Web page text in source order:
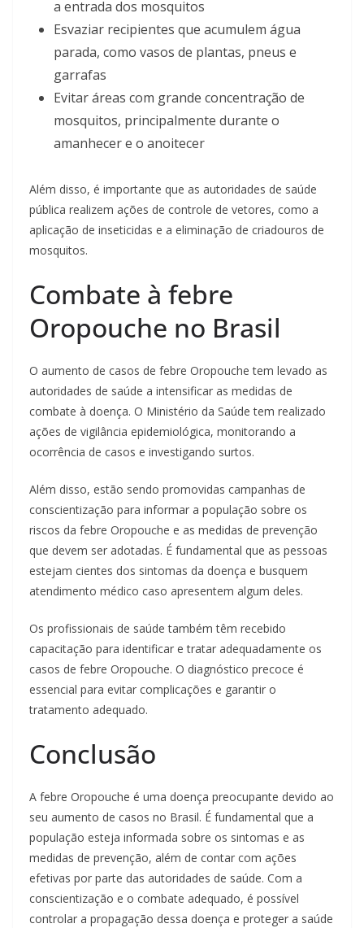
a entrada dos mosquitos
Esvaziar recipientes que acumulem água
parada, como vasos de plantas, pneus e
garrafas
Evitar áreas com grande concentração de
mosquitos, principalmente durante o
amanhecer e o anoitecer
Além disso, é importante que as autoridades de saúde
pública realizem ações de controle de vetores, como a
aplicação de inseticidas e a eliminação de criadouros de
mosquitos.
Combate à febre
Oropouche no Brasil
O aumento de casos de febre Oropouche tem levado as
autoridades de saúde a intensificar as medidas de
combate à doença. O Ministério da Saúde tem realizado
ações de vigilância epidemiológica, monitorando a
ocorrência de casos e investigando surtos.
Além disso, estão sendo promovidas campanhas de
conscientização para informar a população sobre os
riscos da febre Oropouche e as medidas de prevenção
que devem ser adotadas. É fundamental que as pessoas
estejam cientes dos sintomas da doença e busquem
atendimento médico caso apresentem algum deles.
Os profissionais de saúde também têm recebido
capacitação para identificar e tratar adequadamente os
casos de febre Oropouche. O diagnóstico precoce é
essencial para evitar complicações e garantir o
tratamento adequado.
Conclusão
A febre Oropouche é uma doença preocupante devido ao
seu aumento de casos no Brasil. É fundamental que a
população esteja informada sobre os sintomas e as
medidas de prevenção, além de contar com ações
efetivas por parte das autoridades de saúde. Com a
conscientização e o combate adequado, é possível
controlar a propagação dessa doença e proteger a saúde